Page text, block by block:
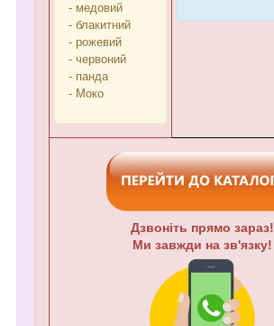
- медовий
- блакитний
- рожевий
- червоний
- панда
- Моко
Дзвоніть прямо зараз!
Ми завжди на зв'язку!